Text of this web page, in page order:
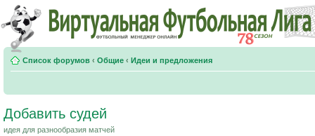
Список форумов ‹ Общие ‹ Идеи и предложения
Добавить судей
идея для разнообразия матчей